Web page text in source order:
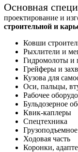
Основная
проектирование и
строительной и
Ковши
Рыхлители и
Гидромолоты и
Грейферы и
Кузова для
Оси, пальцы,
Рабочее
Бульдозерное
Квик-каплеры
Спецтехника
Ходовая часть
Коронки,